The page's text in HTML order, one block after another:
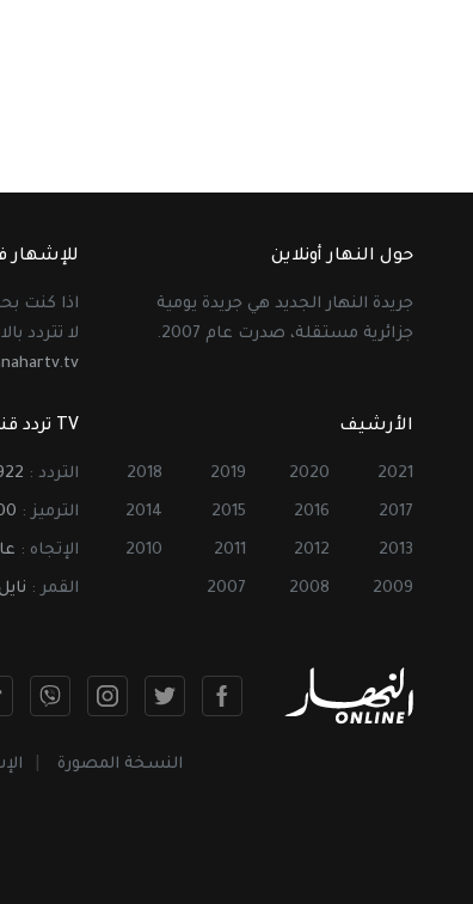
حول النهار أونلاين
جريدة النهار الجديد هي جريدة يومية
جزائرية مستقلة، صدرت عام 2007.
للإشهار
اذا كنت
لا تتردد
الأرشيف
2021
2020
2019
2018
2017
2016
2015
2014
2013
2012
2011
2010
2009
2008
2007
TV تردد قناة النهار
التردد :
الترميز :
الإتجاه :
القمر :
النسخة المصورة